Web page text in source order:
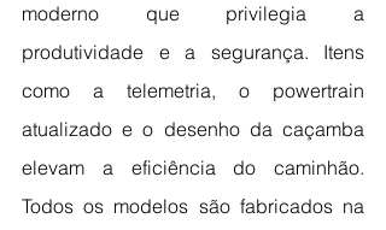
moderno que privilegia a
produtividade e a segurança. Itens
como a telemetria, o powertrain
atualizado e o desenho da caçamba
elevam a eficiência do caminhão.
Todos os modelos são fabricados na